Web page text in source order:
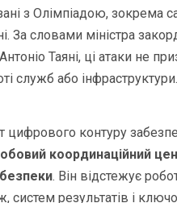
з Олімпіадою, зокрема
За словами міністра
Антоніо Таяні, ці атаки не
служб або інфраструктури.
цифрового контуру
координаційний
. Він відстежує
систем результатів і